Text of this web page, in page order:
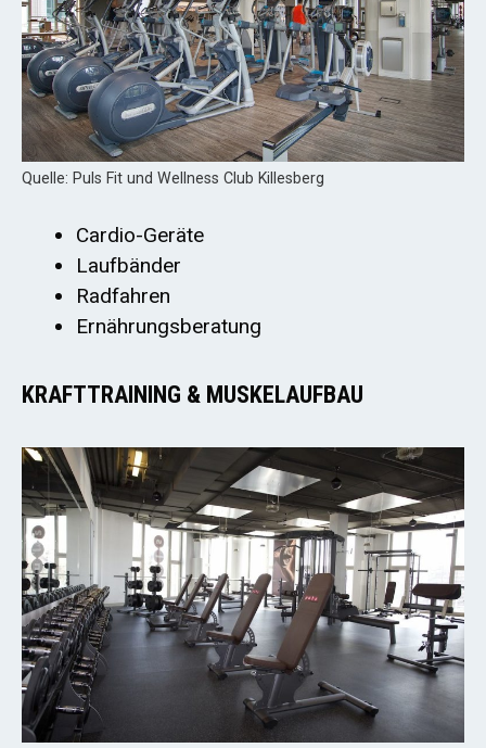
Quelle: Puls Fit und Wellness Club Killesberg
Cardio-Geräte
Laufbänder
Radfahren
Ernährungsberatung
KRAFTTRAINING & MUSKELAUFBAU